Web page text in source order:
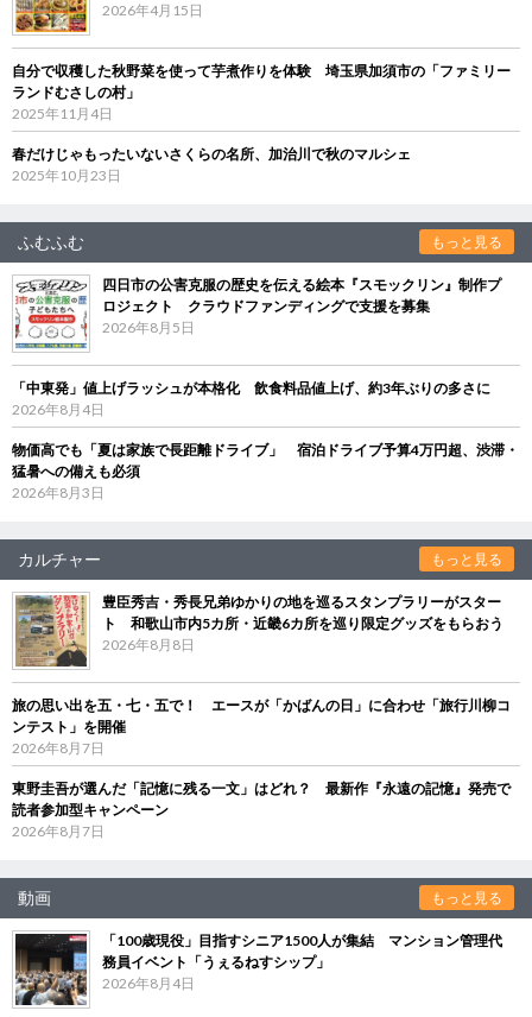
2026年4月15日
自分で収穫した秋野菜を使って芋煮作りを体験 埼玉県加須市の「ファミリー
ランドむさしの村」
2025年11月4日
春だけじゃもったいないさくらの名所、加治川で秋のマルシェ
2025年10月23日
ふむふむ もっと見る
四日市の公害克服の歴史を伝える絵本『スモックリン』制作プ
ロジェクト クラウドファンディングで支援を募集
2026年8月5日
「中東発」値上げラッシュが本格化 飲食料品値上げ、約3年ぶりの多さに
2026年8月4日
物価高でも「夏は家族で長距離ドライブ」 宿泊ドライブ予算4万円超、渋滞・
猛暑への備えも必須
2026年8月3日
カルチャー もっと見る
豊臣秀吉・秀長兄弟ゆかりの地を巡るスタンプラリーがスター
ト 和歌山市内5カ所・近畿6カ所を巡り限定グッズをもらおう
2026年8月8日
旅の思い出を五・七・五で！ エースが「かばんの日」に合わせ「旅行川柳コ
ンテスト」を開催
2026年8月7日
東野圭吾が選んだ「記憶に残る一文」はどれ？ 最新作『永遠の記憶』発売で
読者参加型キャンペーン
2026年8月7日
動画 もっと見る
「100歳現役」目指すシニア1500人が集結 マンション管理代
務員イベント「うぇるねすシップ」
2026年8月4日